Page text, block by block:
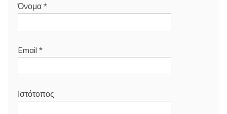
Όνομα *
Email *
Ιστότοπος